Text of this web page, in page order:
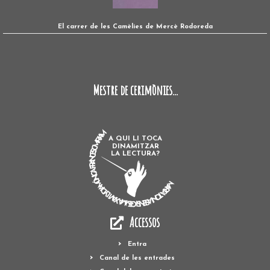
El carrer de les Camèlies de Mercè Rodoreda
Mestre de cerimònies...
A QUI LI TOCA
DINAMITZAR
LA LECTURA?
MARTA TONI ASENSI GEMMA XAVI LYDIA MÓNICA FRANCESC MIRIAM
Accessos
Entra
Canal de les entrades